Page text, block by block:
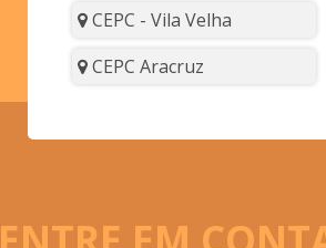
CEPC - Vila Velha
CEPC Aracruz